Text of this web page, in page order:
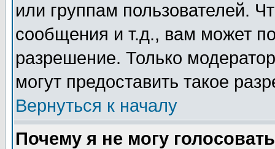
или группам пользователей.
сообщения и т.д., вам может
разрешение. Только
могут предоставить такое
Вернуться к началу
Почему я не могу